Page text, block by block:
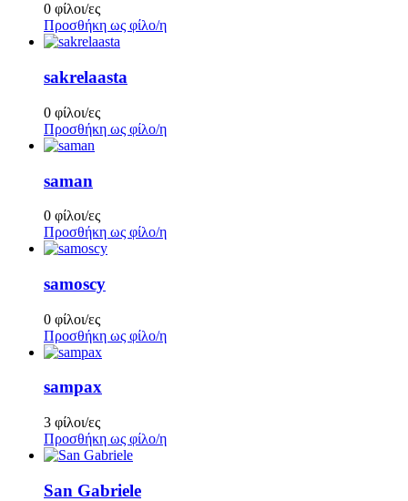
0 φίλοι/ες
Προσθήκη ως φίλο/η
sakrelaasta
0 φίλοι/ες
Προσθήκη ως φίλο/η
saman
0 φίλοι/ες
Προσθήκη ως φίλο/η
samoscy
0 φίλοι/ες
Προσθήκη ως φίλο/η
sampax
3 φίλοι/ες
Προσθήκη ως φίλο/η
San Gabriele